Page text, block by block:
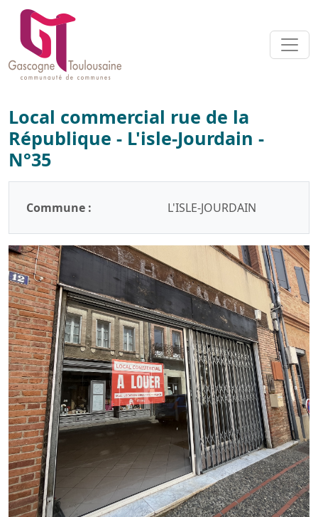
Local commercial rue de la
République - L'isle-Jourdain -
N°35
Commune : L'ISLE-JOURDAIN